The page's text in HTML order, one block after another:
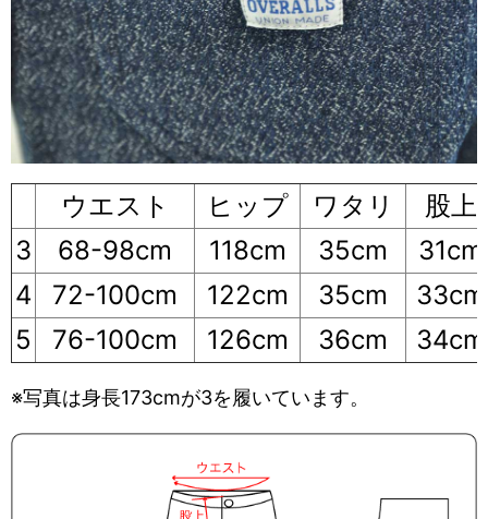
ウエスト ヒップ ワタリ
股上
3
68-98cm 118cm 35cm
31cm
4
72-100cm 122cm 35cm
33cm
5
76-100cm 126cm 36cm 34cm
※写真は身長173cmが3を履いています。